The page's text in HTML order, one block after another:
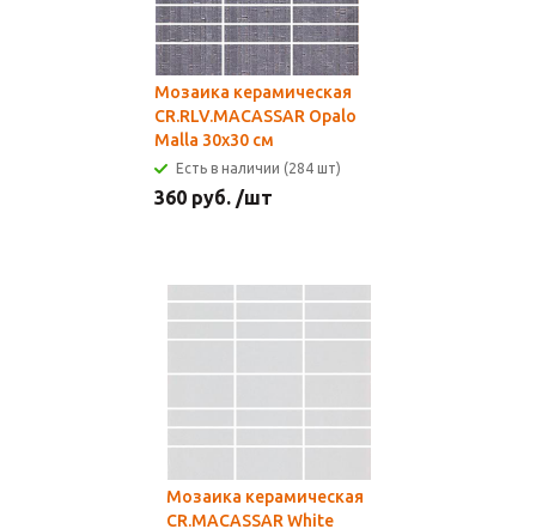
Мозаика керамическая
CR.RLV.MACASSAR Opalo
Malla 30х30 см
Есть в наличии (284 шт)
360 руб. /шт
Мозаика керамическая
CR.MACASSAR White